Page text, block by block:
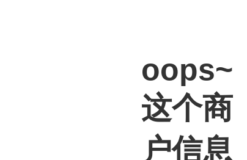
oops~
这个商
户信息